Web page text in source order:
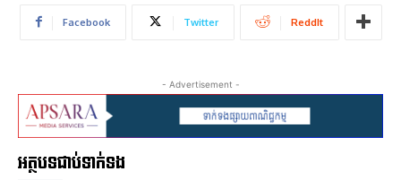
Facebook Twitter ReddIt
- Advertisement -
អត្ថបទជាប់ទាក់ទង